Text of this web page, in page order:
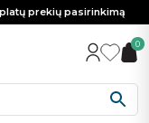
prekių pasirinkimą
0